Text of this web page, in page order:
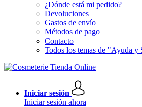
¿Dónde está mi pedido?
Devoluciones
Gastos de envío
Métodos de pago
Contacto
Todos los temas de "Ayuda y
Iniciar sesión
Iniciar sesión ahora